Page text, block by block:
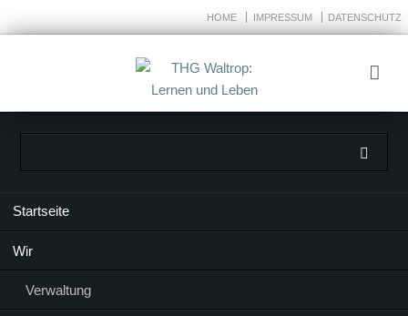
HOME IMPRESSUM DATENSCHUTZ
Startseite
Wir
Verwaltung